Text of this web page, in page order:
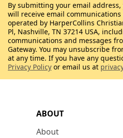
ABOUT
About
By submitting your email
will receive email communications
operated by HarperCollins
Pl, Nashville, TN 37214 USA,
communications and messages
Gateway. You may unsubscribe
at any time. If you have any
Privacy Policy or email us at